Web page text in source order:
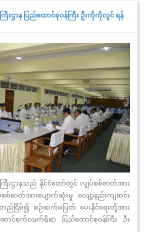
လျှပ်စစ်နှင့်စွမ်းအင်ဝန်ကြီးဌာန ပြည်ထောင်စုဝန်ကြီး ဦးကိုကိုလွင် ရန်ကုန်တိုင်းဒေသကြီးအတွင်း လျှပ်စစ်ဓာတ်အားဖွံ့ဖြိုးတိုးတက်ရေးလုပ်ငန်းများ ကြည့်ရှုစစ်ဆေးခြင်းနှင့် တာဝန်ရှိသူများအား တွေ့ဆုံမှာကြားခြင်း
ြီးဌာနသည် နိုင်ငံတော်တွင် လျှပ်စစ်ဓာတ်အား
စ်ဓာတ်အားပျောက်ဆုံးမှု လျော့နည်းကျဆင်း
တည်ငြိမ်၍ စဉ်ဆက်မပြတ် ပေးနိုင်ရေးတို့အား
ာင်ရွက်လျက်ရှိရာ ပြည်ထောင်စုဝန်ကြီး ဦး